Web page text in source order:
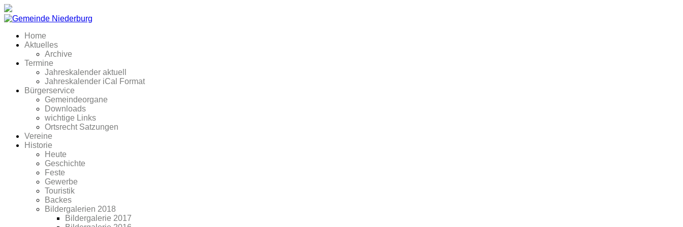
Home
Aktuelles
Archive
Termine
Jahreskalender aktuell
Jahreskalender iCal Format
Bürgerservice
Gemeindeorgane
Downloads
wichtige Links
Ortsrecht Satzungen
Vereine
Historie
Heute
Geschichte
Feste
Gewerbe
Touristik
Backes
Bildergalerien 2018
Bildergalerie 2017